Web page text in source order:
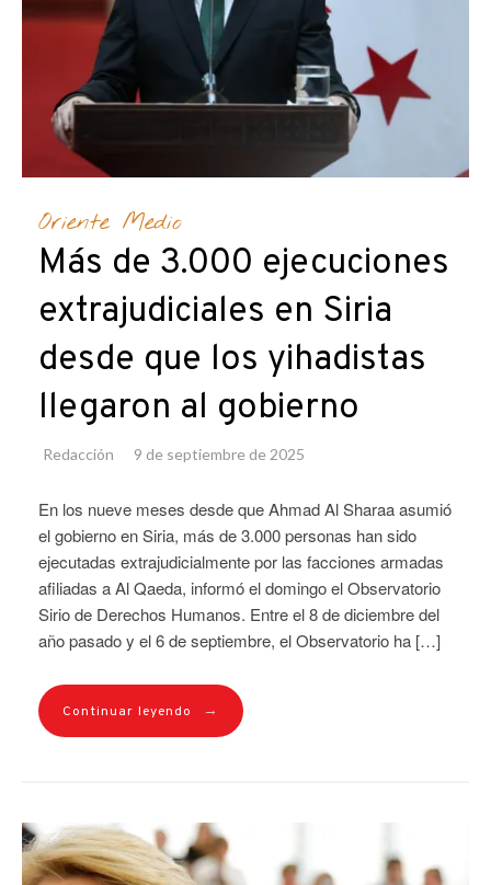
Oriente Medio
Más de 3.000 ejecuciones
extrajudiciales en Siria
desde que los yihadistas
llegaron al gobierno
Redacción 9 de septiembre de 2025
En los nueve meses desde que Ahmad Al Sharaa asumió
el gobierno en Siria, más de 3.000 personas han sido
ejecutadas extrajudicialmente por las facciones armadas
afiliadas a Al Qaeda, informó el domingo el Observatorio
Sirio de Derechos Humanos. Entre el 8 de diciembre del
año pasado y el 6 de septiembre, el Observatorio ha […]
Continuar leyendo →